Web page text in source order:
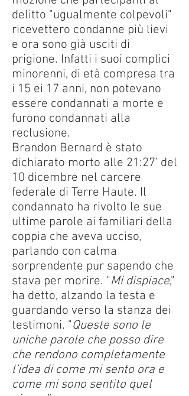
delitto "ugualmente colpevoli"
ricevettero condanne più lievi
e ora sono già usciti di
prigione. Infatti i suoi complici
minorenni, di età compresa tra
i 15 ei 17 anni, non potevano
essere condannati a morte e
furono condannati alla
reclusione.
Brandon Bernard è stato
dichiarato morto alle 21:27’ del
10 dicembre nel carcere
federale di Terre Haute. Il
condannato ha rivolto le sue
ultime parole ai familiari della
coppia che aveva ucciso,
parlando con calma
sorprendente pur sapendo che
stava per morire. "Mi dispiace,"
ha detto, alzando la testa e
guardando verso la stanza dei
testimoni. "Queste sono le
uniche parole che posso dire
che rendono completamente
l’idea di come mi sento ora e
come mi sono sentito quel